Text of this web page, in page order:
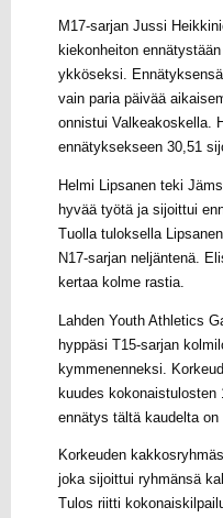
M17-sarjan Jussi
kiekonheiton
ykköseksi.
vain paria päivää
onnistui Valkeakoskella.
ennätyksekseen 30,51
Helmi Lipsanen teki
hyvää työtä ja sijoittui
Tuolla tuloksella
N17-sarjan neljäntenä.
kertaa kolme rastia.
Lahden Youth Athletics
hyppäsi T15-sarjan
kymmenenneksi.
kuudes
ennätys tältä kaudelta on
Korkeuden
joka sijoittui ryhmänsä
Tulos riitti